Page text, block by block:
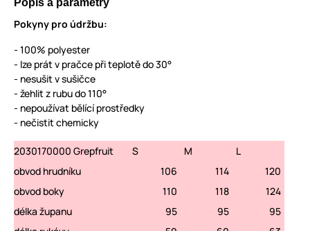
Popis a parametry
Pokyny pro údržbu:
- 100% polyester
- lze prát v pračce při teplotě do 30°
- nesušit v sušičce
- žehlit z rubu do 110°
- nepoužívat bělící prostředky
- nečistit chemicky
2030170000 Grepfruit S M
L
obvod hrudníku
106 114
120
obvod boky
110 118
124
délka županu
95 95
95